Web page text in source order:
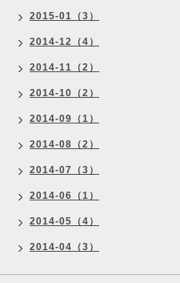
2015-01（3）
2014-12（4）
2014-11（2）
2014-10（2）
2014-09（1）
2014-08（2）
2014-07（3）
2014-06（1）
2014-05（4）
2014-04（3）